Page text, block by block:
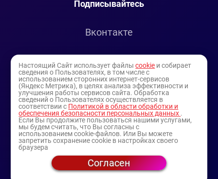
Подписывайтесь
Вконтакте
Youtube
© 1994-2025
— торговая витрина ИП Булатов В.А.
Настоящий Сайт использует файлыcookie и собирает
сведения о Пользователях, в том числе с
использованием сторонних интернет-сервисов
(Яндекс Метрика), в целях анализа эффективности и
улучшения работы сервисов сайта. Обработка
сведений о Пользователях осуществляется в
соответствии с Политикой в области обработки и
обеспечения безопасности персональных данных .
Если Вы продолжите пользоваться нашими услугами,
мы будем считать, что Вы согласны с
использованием cookie-файлов. Или Вы можете
запретить сохранение cookie в настройках своего
браузера
Согласен